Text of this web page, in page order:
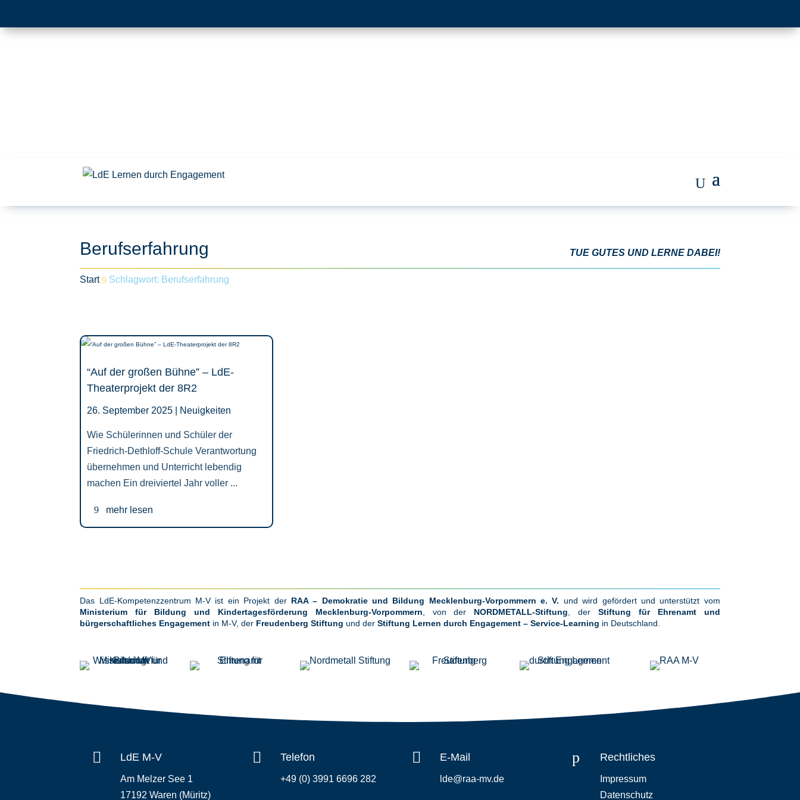
Berufserfahrung TUE GUTES UND LERNE DABEI!
Start 9 Schlagwort: Berufserfahrung
“Auf der großen Bühne” – LdE-
Theaterprojekt der 8R2
26. September 2025 | Neuigkeiten
Wie Schülerinnen und Schüler der
Friedrich-Dethloff-Schule Verantwortung
übernehmen und Unterricht lebendig
machen Ein dreiviertel Jahr voller ...
mehr lesen
Das LdE-Kompetenzzentrum M-V ist ein Projekt der RAA – Demokratie und Bildung Mecklenburg-Vorpommern e. V. und wird gefördert und unterstützt vom
Ministerium für Bildung und Kindertagesförderung Mecklenburg-Vorpommern , von der NORDMETALL-Stiftung , derStiftung für Ehrenamt und
bürgerschaftliches Engagement in M-V, der Freudenberg Stiftung und derStiftung Lernen durch Engagement – Service-Learning in Deutschland.
 LdE M-V
Am Melzer See 1
17192 Waren (Müritz)
 Telefon
+49 (0) 3991 6696 282
 E-Mail
lde@raa-mv.de
p Rechtliches
Impressum
Datenschutz